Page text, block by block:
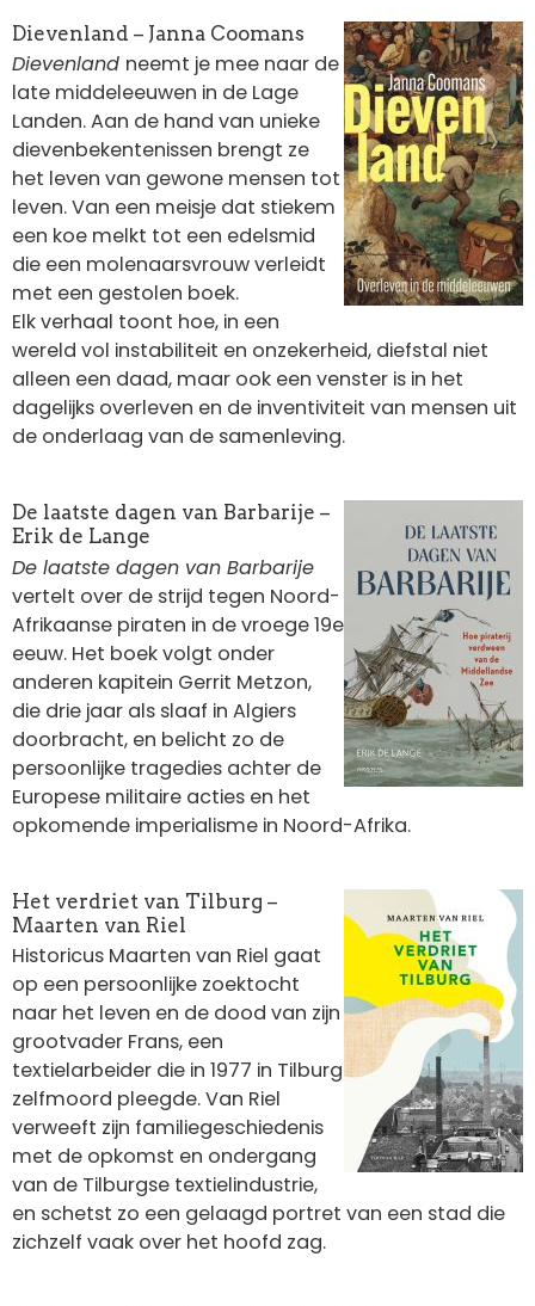
Afbeelding
Dievenland – Janna Coomans
Dievenland neemt je mee naar de
late middeleeuwen in de Lage
Landen. Aan de hand van unieke
dievenbekentenissen brengt ze
het leven van gewone mensen tot
leven. Van een meisje dat stiekem
een koe melkt tot een edelsmid
die een molenaarsvrouw verleidt
met een gestolen boek.
Elk verhaal toont hoe, in een
wereld vol instabiliteit en onzekerheid, diefstal niet
alleen een daad, maar ook een venster is in het
dagelijks overleven en de inventiviteit van mensen uit
de onderlaag van de samenleving.
De laatste dagen van Barbarije –
Erik de Lange
De laatste dagen van Barbarije
vertelt over de strijd tegen Noord-
Afrikaanse piraten in de vroege 19e
eeuw. Het boek volgt onder
anderen kapitein Gerrit Metzon,
die drie jaar als slaaf in Algiers
doorbracht, en belicht zo de
persoonlijke tragedies achter de
Europese militaire acties en het
opkomende imperialisme in Noord-Afrika.
Afbeelding
Het verdriet van Tilburg –
Maarten van Riel
Historicus Maarten van Riel gaat
op een persoonlijke zoektocht
naar het leven en de dood van zijn
grootvader Frans, een
textielarbeider die in 1977 in Tilburg
zelfmoord pleegde. Van Riel
verweeft zijn familiegeschiedenis
met de opkomst en ondergang
van de Tilburgse textielindustrie,
en schetst zo een gelaagd portret van een stad die
zichzelf vaak over het hoofd zag.